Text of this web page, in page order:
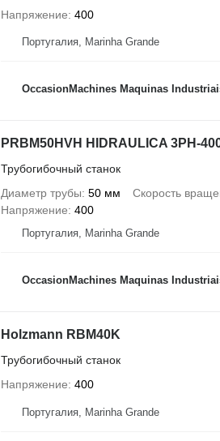
Напряжение 400
Португалия, Marinha Grande
OccasionMachines Maquinas
PRBM50HVH HIDRAULICA 3PH-
Трубогибочный станок
Диаметр трубы 50 мм Скорость
Напряжение 400
Португалия, Marinha Grande
OccasionMachines Maquinas
Holzmann RBM40K
Трубогибочный станок
Напряжение 400
Португалия, Marinha Grande